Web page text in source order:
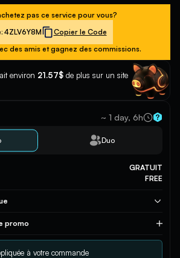
pas ce service pour vous?
4ZLV6Y8M
Copier le Code
des amis et gagnez des commissions.
environ 21.57$ de plus sur un site
~ 1 day, 6h
Duo
GRATUIT
FREE
promo
Appliquer
à votre commande